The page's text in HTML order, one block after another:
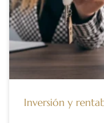
Inversión y